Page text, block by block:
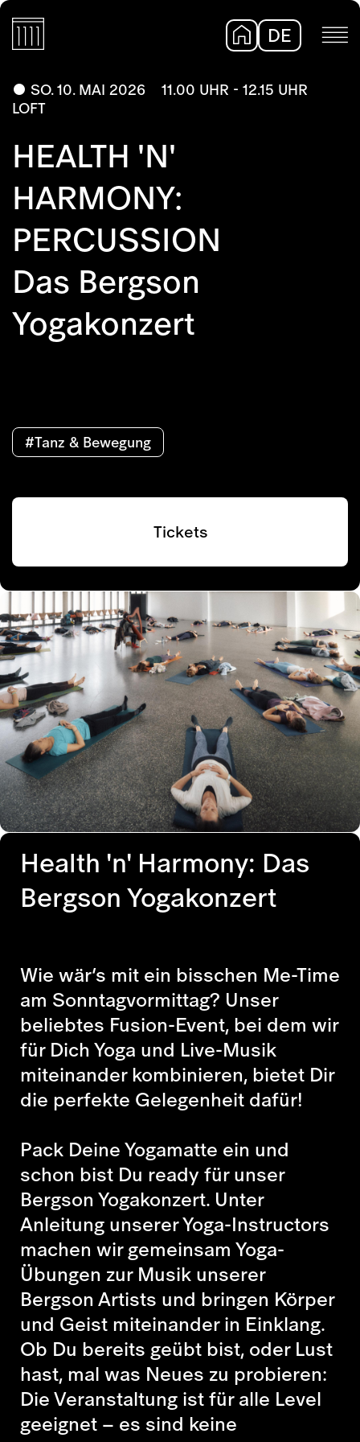
DE
SO. 10. MAI 2026
11.00 UHR - 12.15 UHR
LOFT
HEALTH 'N'
HARMONY:
PERCUSSION
Das Bergson
Yogakonzert
#Tanz & Bewegung
Tickets
Health 'n' Harmony: Das
Bergson Yogakonzert
Wie wär’s mit ein bisschen Me-Time
am Sonntagvormittag? Unser
beliebtes Fusion-Event, bei dem wir
für Dich Yoga und Live-Musik
miteinander kombinieren, bietet Dir
die perfekte Gelegenheit dafür!
Pack Deine Yogamatte ein und
schon bist Du ready für unser
Bergson Yogakonzert. Unter
Anleitung unserer Yoga-Instructors
machen wir gemeinsam Yoga-
Übungen zur Musik unserer
Bergson Artists und bringen Körper
und Geist miteinander in Einklang.
Ob Du bereits geübt bist, oder Lust
hast, mal was Neues zu probieren:
Die Veranstaltung ist für alle Level
geeignet – es sind keine